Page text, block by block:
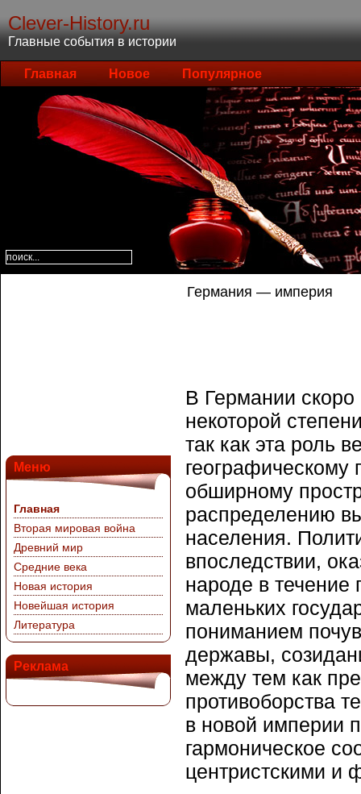
Clever-History.ru
Главные события в истории
Главная Новое Популярное
Меню
Главная
Вторая мировая война
Древний мир
Средние века
Новая история
Новейшая история
Литература
Реклама
Германия — империя
В Германии
некоторой
так как эта роль
обширному
распределению
населения.
впоследствии,
народе в течение
маленьких
пониманием
державы,
между тем как
противоборства
в новой империи
гармоническое
центристскими и